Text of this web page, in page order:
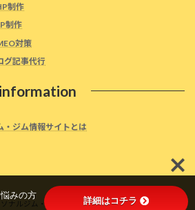
制作
制作
対策
グ記事代行
information
・ジム情報サイトとは
ナルジム・ジム情報サイト All Rights Reserved.
みの方
詳細はコチラ